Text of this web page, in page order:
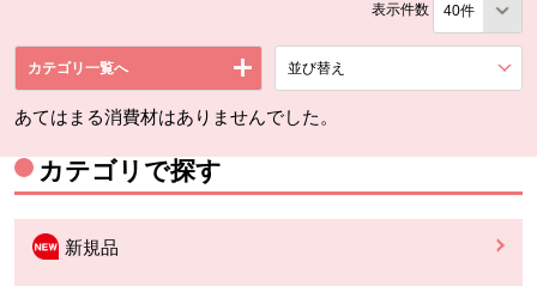
表示件数
カテゴリ一覧へ 並び替え
あてはまる消費材はありませんでした。
カテゴリで探す
新規品